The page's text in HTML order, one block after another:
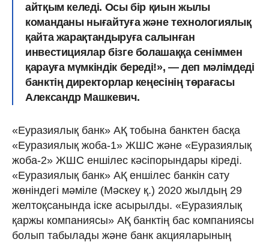
айтқым келеді. Осы бір қиын жылы
команданы нығайтуға және технологиялық
қайта жарақтандыруға салынған
инвестициялар бізге болашаққа сеніммен
қарауға мүмкіндік береді!», — деп мәлімдеді
банктің директорлар кеңесінің төрағасы
Александр Машкевич.
«Еуразиялық банк» АҚ тобына банктен басқа
«Еуразиялық жоба-1» ЖШС және «Еуразиялық
жоба-2» ЖШС еншілес кәсіпорындары кіреді.
«Еуразиялық банк» АҚ еншілес банкін сату
жөніндегі мәміле (Мәскеу қ.) 2020 жылдың 29
желтоқсанында іске асырылды. «Еуразиялық
қаржы компаниясы» АҚ банктің бас компаниясы
болып табылады және банк акцияларының